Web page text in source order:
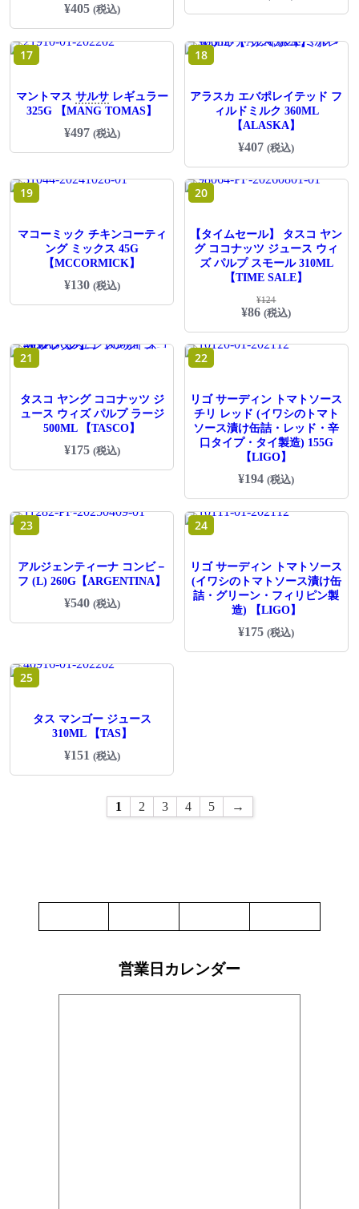
¥405 (税込)
17
マントマス サルサレギュラー
325G 【MANG TOMAS】
¥497 (税込)
18
アラスカ エバポレイテッド フ
ィルドミルク 360ML
【ALASKA】
¥407 (税込)
19
マコーミック チキンコーティ
ング ミックス 45G
【MCCORMICK】
¥130 (税込)
20
【タイムセール】 タスコ ヤン
グ ココナッツ ジュース ウィ
ズ パルプ スモール 310ML
【TIME SALE】
¥124
元
価
格
し
た。
¥86現
の
価
で
す。
(税込)
21
タスコ ヤング ココナッツ ジ
ュース ウィズ パルプ ラージ
500ML 【TASCO】
¥175 (税込)
22
リゴ サーディン トマトソース
チリ レッド (イワシのトマト
ソース漬け缶詰・レッド・辛
口タイプ・タイ製造) 155G
【LIGO】
¥194 (税込)
23
アルジェンティーナ コンビ－
フ (L) 260G【ARGENTINA】
¥540 (税込)
24
リゴ サーディン トマトソース
(イワシのトマトソース漬け缶
詰・グリーン・フィリピン製
造) 【LIGO】
¥175 (税込)
25
タス マンゴー ジュース
310ML 【TAS】
¥151 (税込)
1 2 3 4 5 →
営業日カレンダー